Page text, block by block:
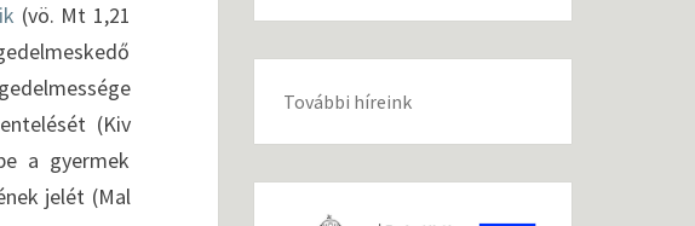
(vö. Mt 1,21
(Kiv
a gyermek
jelét (Mal
További híreink